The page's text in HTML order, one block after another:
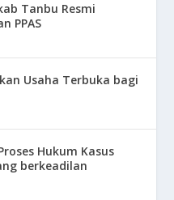
Tanbu Resmi
PPAS
Usaha Terbuka bagi
Hukum Kasus
berkeadilan